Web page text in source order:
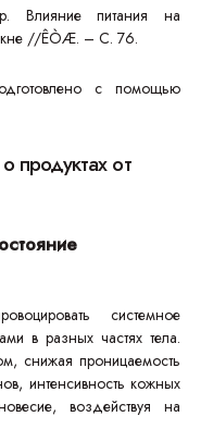
питания на
//ÊÒÆ. – С. 76.
с помощью
продуктах от
системное
в разных частях тела.
снижая проницаемость
интенсивность кожных
воздействуя на